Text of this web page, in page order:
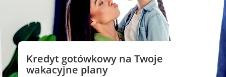
Kredyt gotówkowy na Twoje
wakacyjne plany